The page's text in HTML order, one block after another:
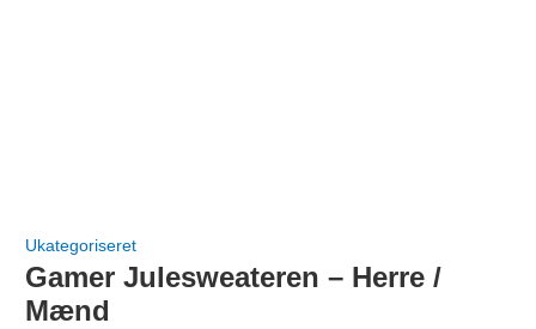
Ukategoriseret
Gamer Julesweateren – Herre /
Mænd